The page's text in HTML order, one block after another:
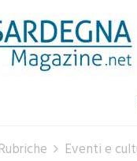
Rubriche Eventi e